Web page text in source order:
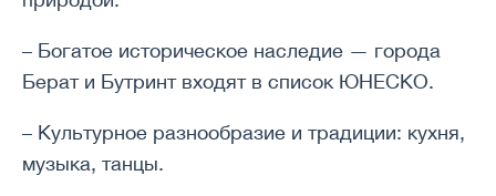
– Богатое историческое наследие — города
Берат и Бутринт входят в список ЮНЕСКО.
– Культурное разнообразие и традиции: кухня,
музыка, танцы.